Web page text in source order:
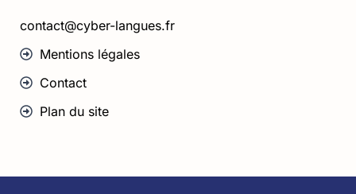
contact@cyber-langues.fr
Mentions légales
Contact
Plan du site